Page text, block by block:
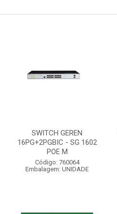
SWITCH GEREN
16PG+2PGBIC - SG 1602
POE M
Código: 760064
Embalagem: UNIDADE